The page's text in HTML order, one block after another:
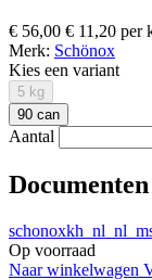
€ 56,00 € 11,20 per
Merk: Schönox
Kies een variant
5 kg
90 can
Aantal
Documenten
Op voorraad
Naar winkelwagen